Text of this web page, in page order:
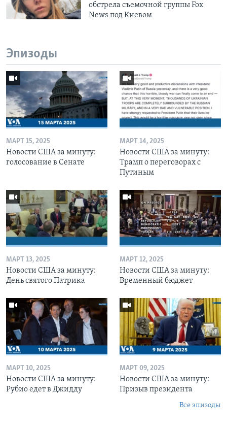
обстрела съемочной группы Fox
News под Киевом
Эпизоды
МАРТ 15, 2025
Новости США за минуту:
голосование в Сенате
МАРТ 14, 2025
Новости США за минуту:
Трамп о переговорах с
Путиным
МАРТ 13, 2025
Новости США за минуту:
День святого Патрика
МАРТ 12, 2025
Новости США за минуту:
Временный бюджет
МАРТ 10, 2025
Новости США за минуту:
Рубио едет в Джидду
МАРТ 09, 2025
Новости США за минуту:
Призыв президента
Все эпизоды